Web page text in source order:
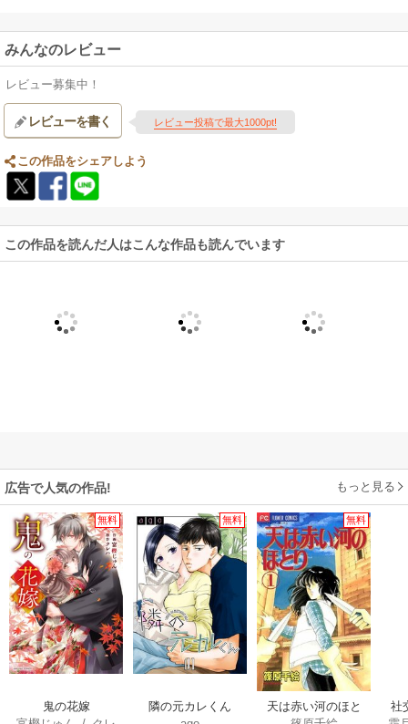
みんなのレビュー
レビュー募集中！
レビューを書く レビュー投稿で最大1000pt!
この作品をシェアしよう
この作品を読んだ人はこんな作品も読んでいます
広告で人気の作品! もっと見る
無料
鬼の花嫁
無料
隣の元カレくん
無料
天は赤い河のほと
社